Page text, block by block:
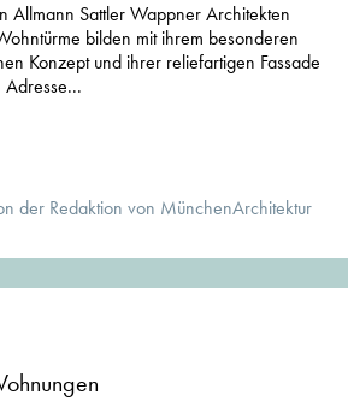
Allmann Sattler Wappner Architekten
bilden mit ihrem besonderen
Konzept und ihrer reliefartigen Fassade
der Redaktion von MünchenArchitektur